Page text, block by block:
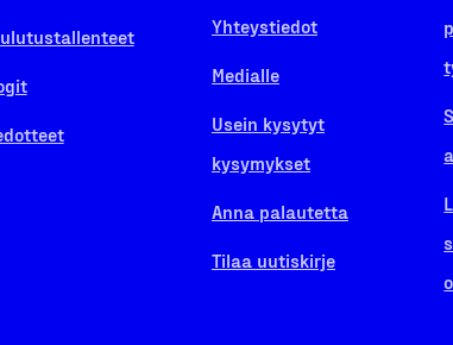
Yhteystiedot
Medialle
Usein kysytyt
kysymykset
Anna palautetta
Tilaa uutiskirje